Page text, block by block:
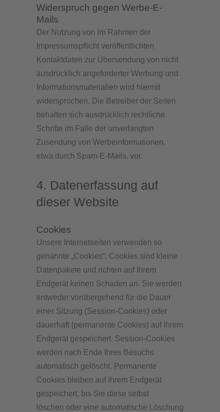
Widerspruch gegen Werbe-E-
Mails
Der Nutzung von im Rahmen der
Impressumspflicht veröffentlichten
Kontaktdaten zur Übersendung von nicht
ausdrücklich angeforderter Werbung und
Informationsmaterialien wird hiermit
widersprochen. Die Betreiber der Seiten
behalten sich ausdrücklich rechtliche
Schritte im Falle der unverlangten
Zusendung von Werbeinformationen,
etwa durch Spam-E-Mails, vor.
4. Datenerfassung auf
dieser Website
Cookies
Unsere Internetseiten verwenden so
genannte „Cookies“. Cookies sind kleine
Datenpakete und richten auf Ihrem
Endgerät keinen Schaden an. Sie werden
entweder vorübergehend für die Dauer
einer Sitzung (Session-Cookies) oder
dauerhaft (permanente Cookies) auf Ihrem
Endgerät gespeichert. Session-Cookies
werden nach Ende Ihres Besuchs
automatisch gelöscht. Permanente
Cookies bleiben auf Ihrem Endgerät
gespeichert, bis Sie diese selbst
löschen oder eine automatische Löschung